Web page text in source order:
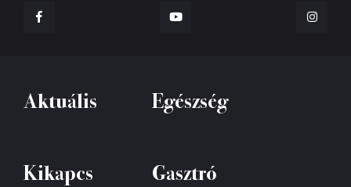
Aktuális Egészség
Kikapcs Gasztró